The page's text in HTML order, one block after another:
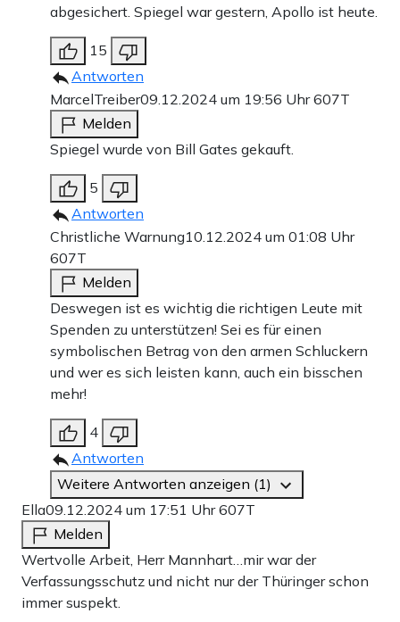
abgesichert. Spiegel war gestern, Apollo ist heute.
15
Antworten
MarcelTreiber09.12.2024 um 19:56 Uhr607T
Melden
Spiegel wurde von Bill Gates gekauft.
5
Antworten
Christliche Warnung10.12.2024 um 01:08 Uhr
607T
Melden
Deswegen ist es wichtig die richtigen Leute mit
Spenden zu unterstützen! Sei es für einen
symbolischen Betrag von den armen Schluckern
und wer es sich leisten kann, auch ein bisschen
mehr!
4
Antworten
Weitere Antworten anzeigen (1)
Ella09.12.2024 um 17:51 Uhr607T
Melden
Wertvolle Arbeit, Herr Mannhart…mir war der
Verfassungsschutz und nicht nur der Thüringer schon
immer suspekt.